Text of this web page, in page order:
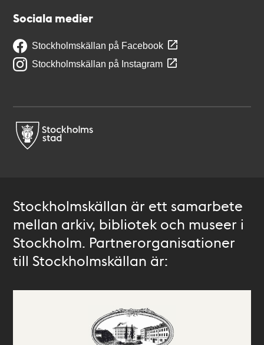
Sociala medier
Stockholmskällan på Facebook
Stockholmskällan på Instagram
Stockholmskällan är ett samarbete
mellan arkiv, bibliotek och museer i
Stockholm. Partnerorganisationer
till Stockholmskällan är: